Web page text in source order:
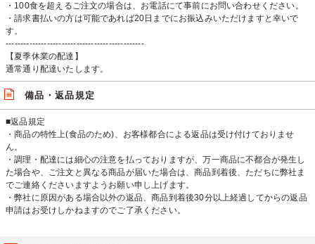
・100食を超えるご注文の場合は、お電話にて事前にお問い合わせください。
・請求書払いの方は可能であれば20日までにお振込みいただけますと幸いで
す。
-----------------------------------------------
【夏季休業の配達】
通常通り配達いたします。
備品・返品規定
■返品規定
・商品の特性上(食品のため)、お客様都合による返品は受け付けておりませ
ん。
・調理・配達には細心の注意を払っておりますが、万一商品に不都合が発生し
た場合や、ご注文と異なる商品が届いた場合は、商品到着後、ただちに弊社ま
でご連絡くださいますようお願い申し上げます。
・弊社に原因がある場合以外の返品、商品到着後30分以上経過してからの返品
申請はお受けしかねますのでご了承ください。